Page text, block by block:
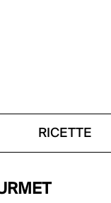
RICETTE